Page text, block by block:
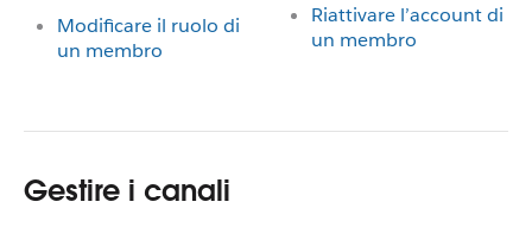
Modificare il ruolo di
un membro
Riattivare l’account di
un membro
Gestire i canali